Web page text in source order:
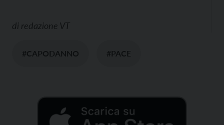
di redazione VT
#CAPODANNO #PACE